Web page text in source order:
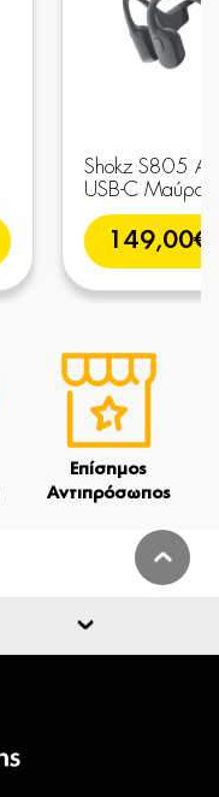
Shokz S805
USB-C Μαύρα
149,00€
Επίσημος
Αντιπρόσωπος